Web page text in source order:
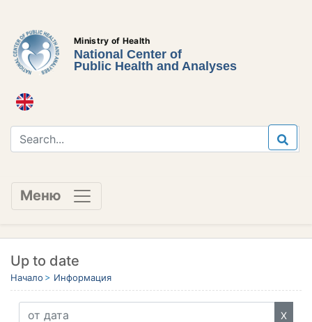
Ministry of Health
National Center of
Public Health and Analyses
Меню
Up to date
Начало Информация
X